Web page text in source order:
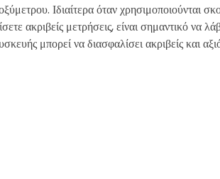
Ιδιαίτερα όταν χρησιμοποιούνται
ακριβείς μετρήσεις, είναι σημαντικό να
μπορεί να διασφαλίσει ακριβείς και